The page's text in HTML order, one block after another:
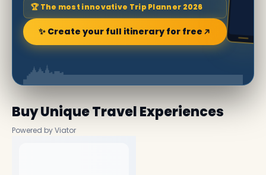
🏆 The most innovative Trip Planner 2026
✨ Create your full itinerary for free
Buy Unique Travel Experiences
Powered by Viator